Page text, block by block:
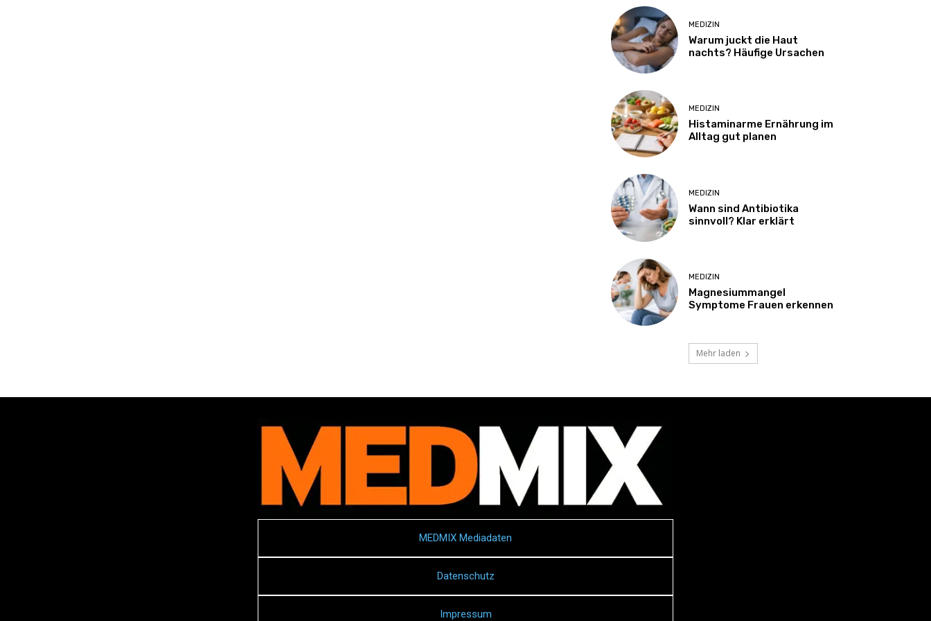
MEDIZIN
Warum juckt die Haut
nachts? Häufige Ursachen
MEDIZIN
Histaminarme Ernährung im
Alltag gut planen
MEDIZIN
Wann sind Antibiotika
sinnvoll? Klar erklärt
MEDIZIN
Magnesiummangel
Symptome Frauen erkennen
Mehr laden
MEDMIX Mediadaten
Datenschutz
Impressum